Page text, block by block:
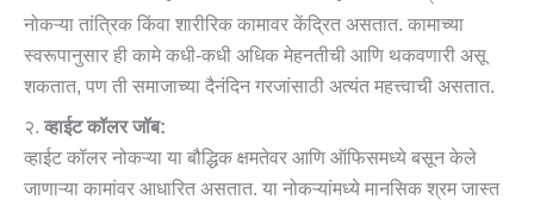
नोकऱ्या तांत्रिक किंवा शारीरिक कामावर केंद्रित असतात. कामाच्या
स्वरूपानुसार ही कामे कधी-कधी अधिक मेहनतीची आणि थकवणारी असू
शकतात, पण ती समाजाच्या दैनंदिन गरजांसाठी अत्यंत महत्त्वाची असतात.
२. व्हाईट कॉलर जॉब:
व्हाईट कॉलर नोकऱ्या या बौद्धिक क्षमतेवर आणि ऑफिसमध्ये बसून केले
जाणाऱ्या कामांवर आधारित असतात. या नोकऱ्यांमध्ये मानसिक श्रम जास्त